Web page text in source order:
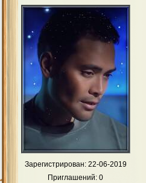
Зарегистрирован: 22-06-2019
Приглашений: 0